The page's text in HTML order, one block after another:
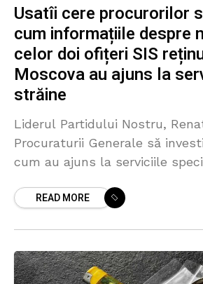
Usatîi cere procurorilor
cum informațiile despre
celor doi ofițeri SIS
Moscova au ajuns la
străine
Liderul Partidului Nostru,
Procuraturii Generale să
cum au ajuns la serviciile
Serviciului de Informații
READ MORE